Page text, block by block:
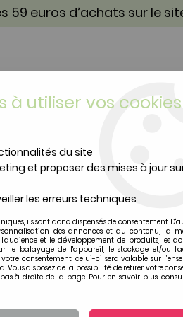
59 euros d’achats sur le
PUÉRICULTURE
Bouteille
Soyez le premier à donner
à utiliser vos
du site
et proposer des mises à jour
les erreurs techniques
ils sont donc dispensés de consentement.
des annonces et du contenu, la
et le développement de produits, les
le balayage de l'appareil, le stockage et/ou
consentement, celui-ci sera valable sur
Vous disposez de la possibilité de retirer votre
à droite de la page. Pour en savoir plus,